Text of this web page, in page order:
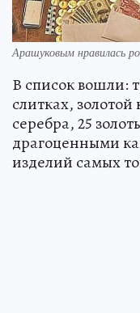
Арашуковым нравилась
В список вошли:
слитках,
серебра, 25
драгоценными
изделий самых